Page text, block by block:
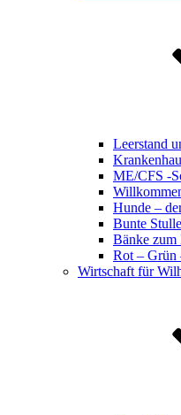
Leerstand
ME/CFS -
Hunde –
Bunte
Bänke zum
Rot – Grün
Wirtschaft für